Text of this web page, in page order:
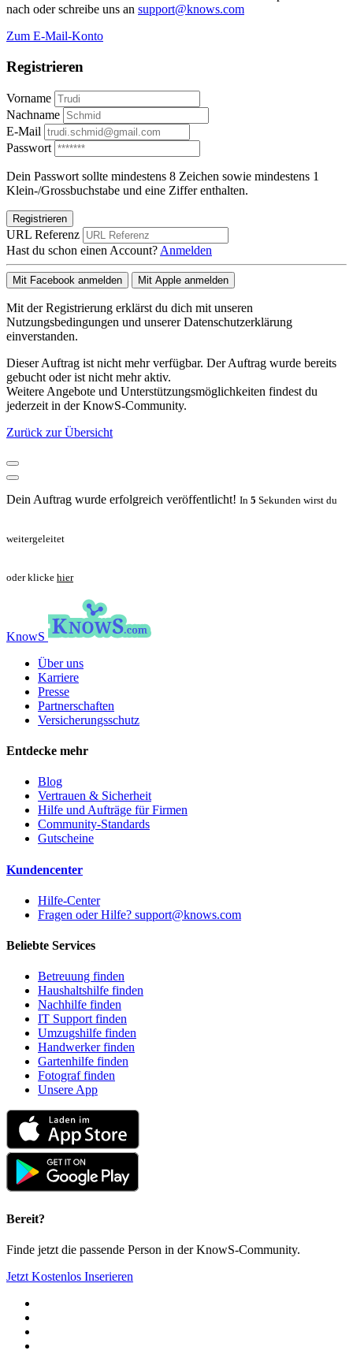
nach oder schreibe uns an support@knows.com
Zum E-Mail-Konto
Registrieren
Vorname
Nachname
E-Mail
Passwort
Dein Passwort sollte mindestens 8 Zeichen sowie mindestens 1
Klein-/Grossbuchstabe und eine Ziffer enthalten.
Registrieren
URL Referenz
Hast du schon einen Account? Anmelden
Mit Facebook anmelden Mit Apple anmelden
Mit der Registrierung erklärst du dich mit unseren
Nutzungsbedingungen und unserer Datenschutzerklärung
einverstanden.
Dieser Auftrag ist nicht mehr verfügbar. Der Auftrag wurde bereits
gebucht oder ist nicht mehr aktiv.
Weitere Angebote und Unterstützungsmöglichkeiten findest du
jederzeit in der KnowS-Community.
Zurück zur Übersicht
Dein Auftrag wurde erfolgreich veröffentlicht! In 5 Sekunden wirst du
weitergeleitet
oder klicke hier
KnowS
Über uns
Karriere
Presse
Partnerschaften
Versicherungsschutz
Entdecke mehr
Blog
Vertrauen & Sicherheit
Hilfe und Aufträge für Firmen
Community-Standards
Gutscheine
Kundencenter
Hilfe-Center
Fragen oder Hilfe? support@knows.com
Beliebte Services
Betreuung finden
Haushaltshilfe finden
Nachhilfe finden
IT Support finden
Umzugshilfe finden
Handwerker finden
Gartenhilfe finden
Fotograf finden
Unsere App
Bereit?
Finde jetzt die passende Person in der KnowS-Community.
Jetzt Kostenlos Inserieren